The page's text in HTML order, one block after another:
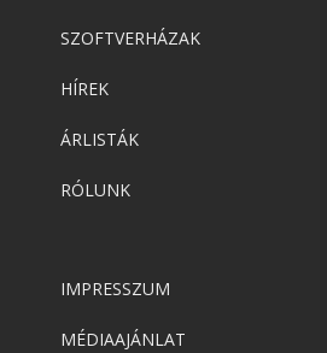
SZOFTVERHÁZAK
HÍREK
ÁRLISTÁK
RÓLUNK
IMPRESSZUM
MÉDIAAJÁNLAT